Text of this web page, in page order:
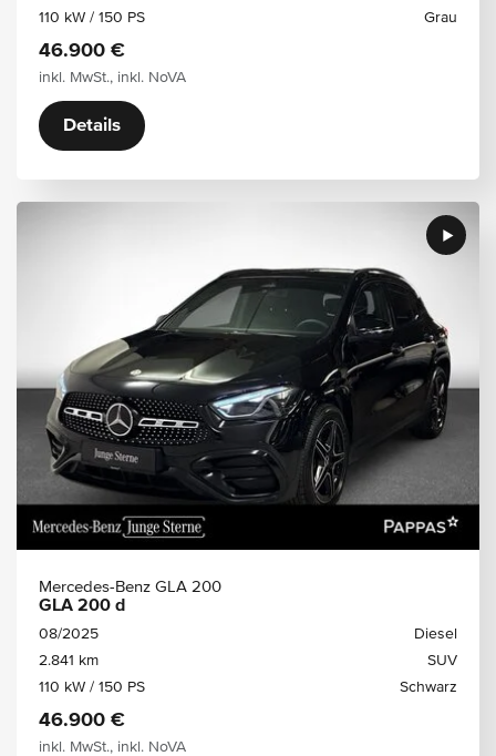
110 kW / 150 PS
Grau
46.900 €
inkl. MwSt., inkl. NoVA
Details
Mercedes-Benz GLA 200
GLA 200 d
08/2025
Diesel
2.841 km
SUV
110 kW / 150 PS
Schwarz
46.900 €
inkl. MwSt., inkl. NoVA